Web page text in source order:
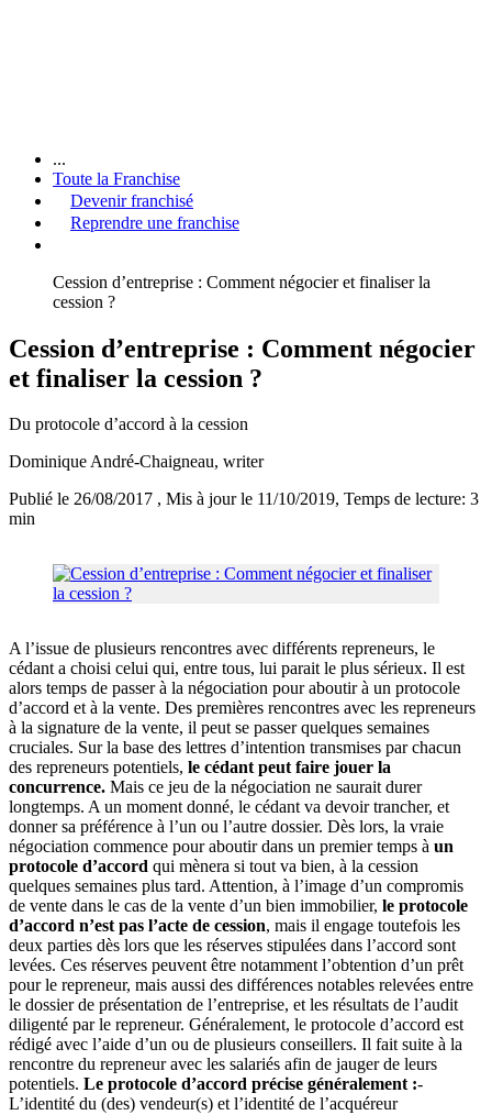
...
Toute la Franchise
Devenir franchisé
Reprendre une franchise
Cession d’entreprise : Comment négocier et finaliser la
cession ?
Cession d’entreprise : Comment négocier
et finaliser la cession ?
Du protocole d’accord à la cession
Dominique André-Chaigneau, writer
Publié le 26/08/2017 , Mis à jour le 11/10/2019, Temps de lecture: 3
min
A l’issue de plusieurs rencontres avec différents repreneurs, le
cédant a choisi celui qui, entre tous, lui parait le plus sérieux. Il est
alors temps de passer à la négociation pour aboutir à un protocole
d’accord et à la vente. Des premières rencontres avec les repreneurs
à la signature de la vente, il peut se passer quelques semaines
cruciales. Sur la base des lettres d’intention transmises par chacun
des repreneurs potentiels, le cédant peut faire jouer la
concurrence. Mais ce jeu de la négociation ne saurait durer
longtemps. A un moment donné, le cédant va devoir trancher, et
donner sa préférence à l’un ou l’autre dossier. Dès lors, la vraie
négociation commence pour aboutir dans un premier temps à un
protocole d’accord qui mènera si tout va bien, à la cession
quelques semaines plus tard. Attention, à l’image d’un compromis
de vente dans le cas de la vente d’un bien immobilier, le protocole
d’accord n’est pas l’acte de cession, mais il engage toutefois les
deux parties dès lors que les réserves stipulées dans l’accord sont
levées. Ces réserves peuvent être notamment l’obtention d’un prêt
pour le repreneur, mais aussi des différences notables relevées entre
le dossier de présentation de l’entreprise, et les résultats de l’audit
diligenté par le repreneur. Généralement, le protocole d’accord est
rédigé avec l’aide d’un ou de plusieurs conseillers. Il fait suite à la
rencontre du repreneur avec les salariés afin de jauger de leurs
potentiels. Le protocole d’accord précise généralement :-
L’identité du (des) vendeur(s) et l’identité de l’acquéreur